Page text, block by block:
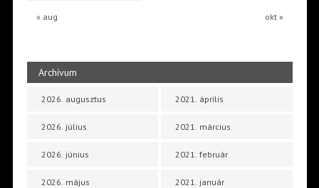
« aug okt »
Archívum
2026. augusztus
2026. július
2026. június
2026. május
2021. április
2021. március
2021. február
2021. január